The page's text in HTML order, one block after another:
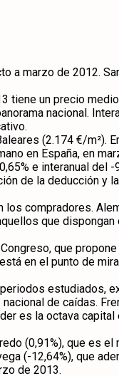
a marzo de 2012.
tiene un precio
nacional.
(2.174 €/m²).
en España, en
e interanual del
de la deducción y
compradores.
que dispongan
que
en el punto de
estudiados,
de caídas.
es la octava
(0,91%), que es
(-12,64%), que
de 2013.